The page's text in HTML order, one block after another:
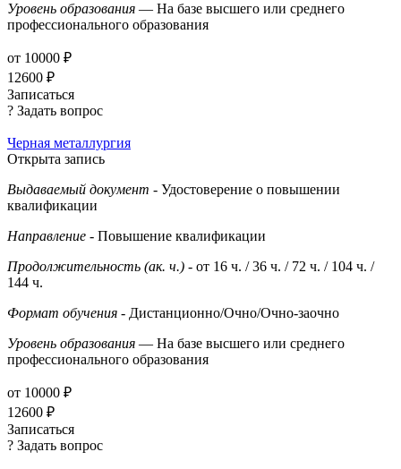
Уровень образования — На базе высшего или среднего
профессионального образования
от 10000 ₽
12600 ₽
Записаться
? Задать вопрос
Черная металлургия
Открыта запись
Выдаваемый документ - Удостоверение о повышении
квалификации
Направление - Повышение квалификации
Продолжительность (ак. ч.) - от 16 ч. / 36 ч. / 72 ч. / 104 ч. /
144 ч.
Формат обучения - Дистанционно/Очно/Очно-заочно
Уровень образования — На базе высшего или среднего
профессионального образования
от 10000 ₽
12600 ₽
Записаться
? Задать вопрос